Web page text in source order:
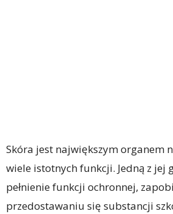
Skóra jest największym organem
wiele istotnych funkcji. Jedną z jej
pełnienie funkcji ochronnej,
przedostawaniu się substancji